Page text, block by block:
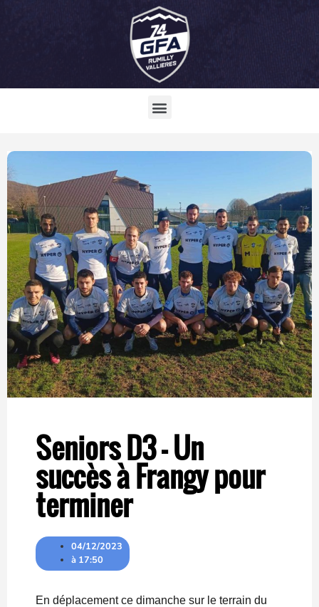
Seniors D3 – Un
succès à Frangy pour
terminer
04/12/2023
à 17:50
En déplacement ce dimanche sur le terrain du